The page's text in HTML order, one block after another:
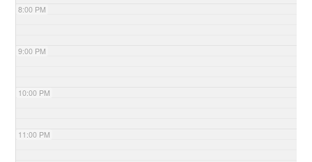
8:00 PM
9:00 PM
10:00 PM
11:00 PM